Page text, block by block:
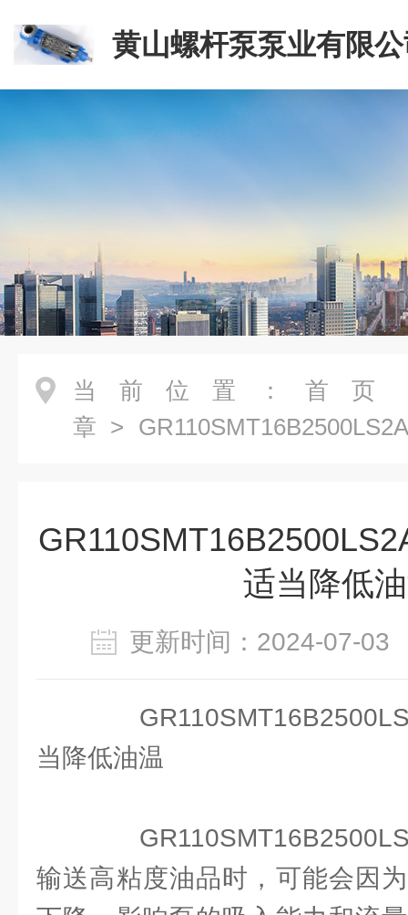
黄山螺杆泵泵业有限
当前位置： 首页
章 >
适当降低
更新时间：2024-07-
当降低油温
输送高粘度油品时，可能会因